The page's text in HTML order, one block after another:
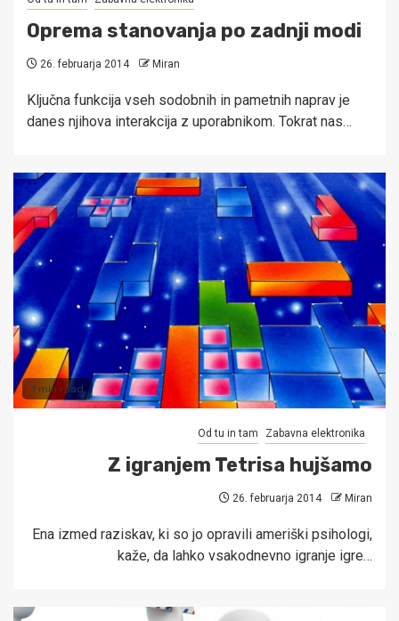
Oprema stanovanja po zadnji modi
26. februarja 2014 Miran
Ključna funkcija vseh sodobnih in pametnih naprav je
danes njihova interakcija z uporabnikom. Tokrat nas…
1 min read
Od tu in tam Zabavna elektronika
Z igranjem Tetrisa hujšamo
26. februarja 2014 Miran
Ena izmed raziskav, ki so jo opravili ameriški psihologi,
kaže, da lahko vsakodnevno igranje igre…